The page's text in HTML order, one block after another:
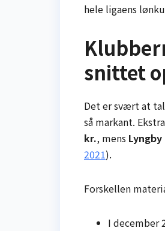
hele ligaens
snittet
Det er svært at
så markant.
kr., mens
2021).
Forskellen
I december